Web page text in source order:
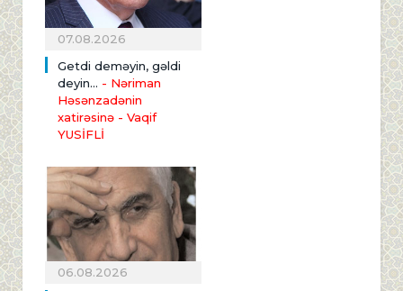
07.08.2026
Getdi deməyin, gəldi
deyin... - Nəriman
Həsənzadənin
xatirəsinə - Vaqif
YUSİFLİ
06.08.2026